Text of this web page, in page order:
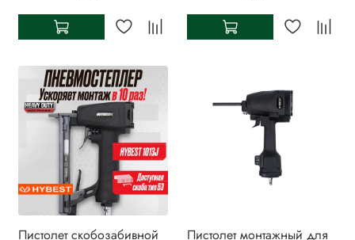
Пистолет скобозабивной Пистолет монтажный для